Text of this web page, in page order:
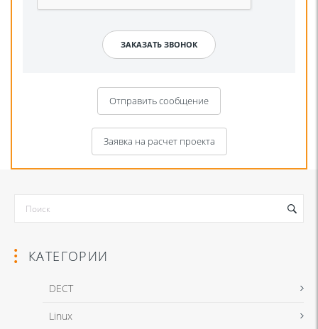
Отправить сообщение
Заявка на расчет проекта
КАТЕГОРИИ
DECT
Linux